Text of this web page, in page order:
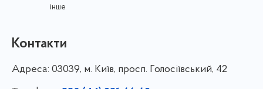
інше
Контакти
Адреса: 03039, м. Київ, просп. Голосіївський, 42